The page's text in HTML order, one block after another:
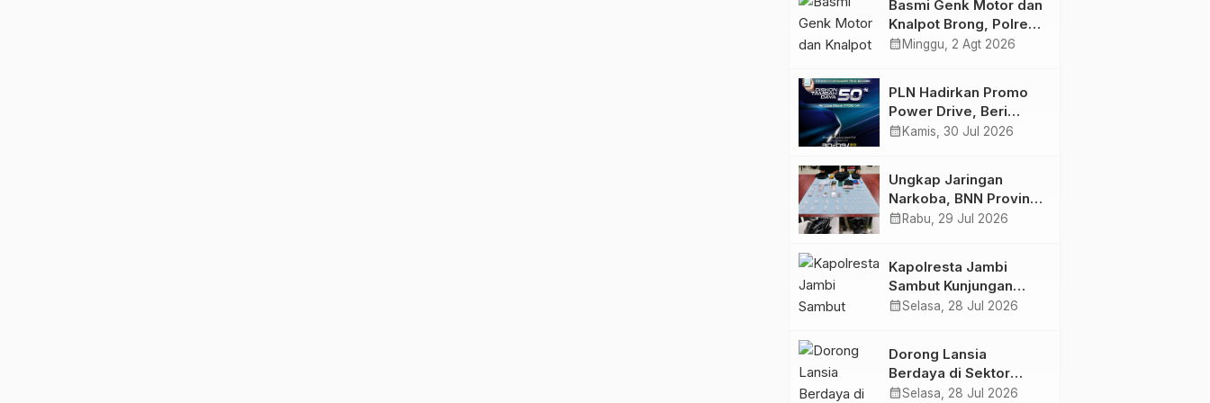
Semakin Skena
Basmi Genk Motor dan
Knalpot Brong, Polres
Tanjab Barat Amankan
calendar_month Minggu, 2 Agt 2026
PLN Hadirkan Promo
Power Drive, Beri
Diskon Tambah Daya
calendar_month Kamis, 30 Jul 2026
Ungkap Jaringan
Narkoba, BNN Provinsi
Jambi dan Bea Cukai
Butir Ekstasi dan 146
Gram Sabu
calendar_month Rabu, 29 Jul 2026
Kapolresta Jambi
Sambut Kunjungan
Ketua dan Pengurus
Kolaborasi
calendar_monthSelasa, 28 Jul 2026
Dorong Lansia
Berdaya di Sektor
Hijau, Pertamina EP
calendar_monthSelasa, 28 Jul 2026